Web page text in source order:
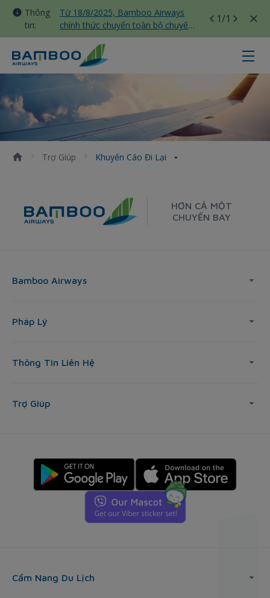
Thông
tin:
Từ 18/8/2025, Bamboo Airways
chính thức chuyển toàn bộ chuyến
bay nội địa sang nhà ga T3 Tân
Sơn Nhất
1/1
Khuyến cáo đi lại - Bamboo
Trợ Giúp Khuyến Cáo Đi Lại
HƠN CẢ MỘT
CHUYẾN BAY
Bamboo Airways
Pháp Lý
Thông Tin Liên Hệ
Trợ Giúp
Cẩm Nang Du Lịch